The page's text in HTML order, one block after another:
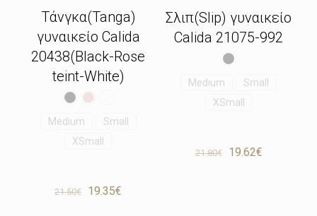
Τάνγκα(Tanga)
γυναικείο Calida
20438(Black-Rose
teint-White)
Medium
Small
XSmall
21.50€
Original
19.35€
Σλιπ(Slip) γυναικείο
Calida 21075-992
Medium
Small
XSmall
21.80€
Original
19.62€Η